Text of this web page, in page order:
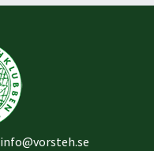
info@vorsteh.se